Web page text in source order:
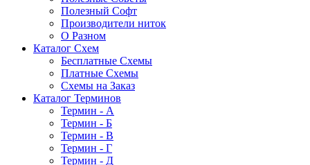
Полезный Софт
Производители ниток
О Разном
Каталог Схем
Бесплатные Схемы
Платные Схемы
Схемы на Заказ
Каталог Терминов
Термин - А
Термин - Б
Термин - В
Термин - Г
Термин - Д